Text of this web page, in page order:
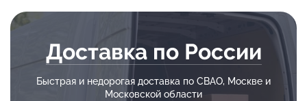
Доставка по России
Быстрая и недорогая доставка по СВАО, Москве и
Московской области